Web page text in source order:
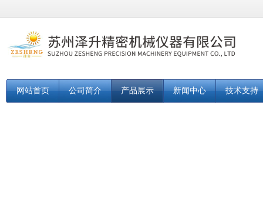
网站首页 公司简介 产品展示 新闻中心 技术支持